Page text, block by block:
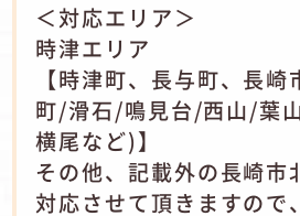
＜対応エリア＞
時津エリア
【時津町、長与町、長
町/滑石/鳴見台/西山/葉
横尾など)】
その他、記載外の長崎市
対応させて頂きますので